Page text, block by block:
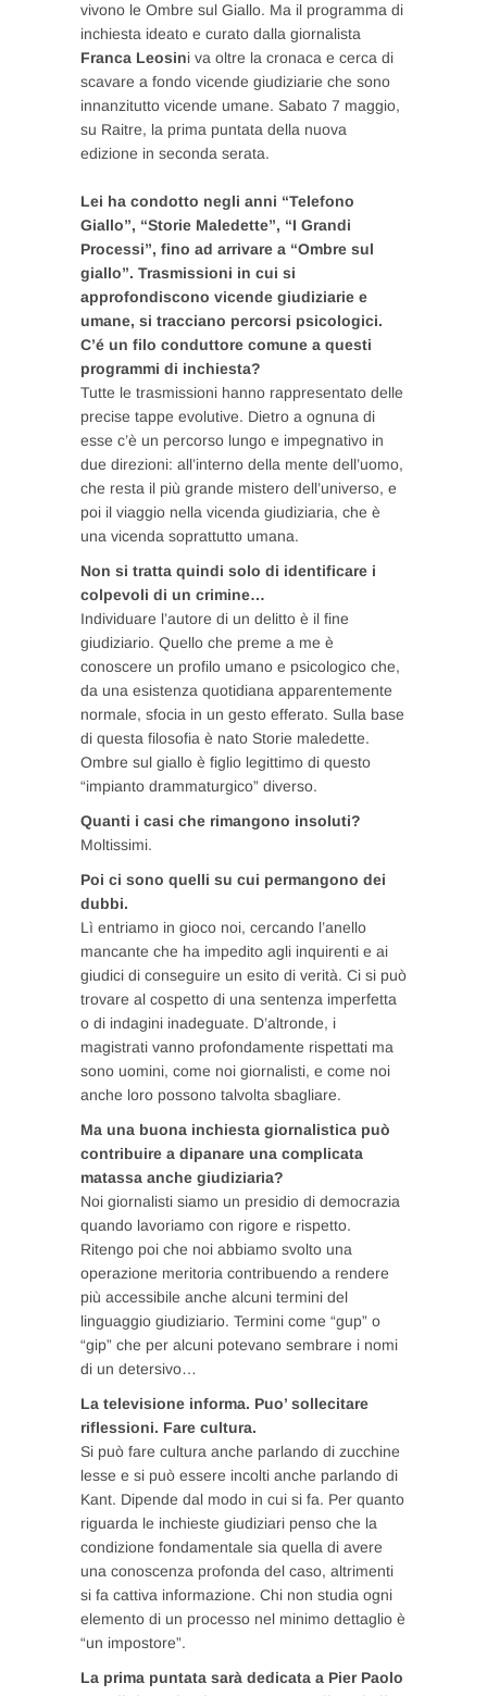
vivono le Ombre sul Giallo. Ma il programma di
inchiesta ideato e curato dalla giornalista
Franca Leosini va oltre la cronaca e cerca di
scavare a fondo vicende giudiziarie che sono
innanzitutto vicende umane. Sabato 7 maggio,
su Raitre, la prima puntata della nuova
edizione in seconda serata.
Lei ha condotto negli anni “Telefono
Giallo”, “Storie Maledette”, “I Grandi
Processi”, fino ad arrivare a “Ombre sul
giallo”. Trasmissioni in cui si
approfondiscono vicende giudiziarie e
umane, si tracciano percorsi psicologici.
C’é un filo conduttore comune a questi
programmi di inchiesta?
Tutte le trasmissioni hanno rappresentato delle
precise tappe evolutive. Dietro a ognuna di
esse c’è un percorso lungo e impegnativo in
due direzioni: all’interno della mente dell’uomo,
che resta il più grande mistero dell’universo, e
poi il viaggio nella vicenda giudiziaria, che è
una vicenda soprattutto umana.
Non si tratta quindi solo di identificare i
colpevoli di un crimine…
Individuare l’autore di un delitto è il fine
giudiziario. Quello che preme a me è
conoscere un profilo umano e psicologico che,
da una esistenza quotidiana apparentemente
normale, sfocia in un gesto efferato. Sulla base
di questa filosofia è nato Storie maledette.
Ombre sul giallo è figlio legittimo di questo
“impianto drammaturgico” diverso.
Quanti i casi che rimangono insoluti?
Moltissimi.
Poi ci sono quelli su cui permangono dei
dubbi.
Lì entriamo in gioco noi, cercando l’anello
mancante che ha impedito agli inquirenti e ai
giudici di conseguire un esito di verità. Ci si può
trovare al cospetto di una sentenza imperfetta
o di indagini inadeguate. D’altronde, i
magistrati vanno profondamente rispettati ma
sono uomini, come noi giornalisti, e come noi
anche loro possono talvolta sbagliare.
Ma una buona inchiesta giornalistica può
contribuire a dipanare una complicata
matassa anche giudiziaria?
Noi giornalisti siamo un presidio di democrazia
quando lavoriamo con rigore e rispetto.
Ritengo poi che noi abbiamo svolto una
operazione meritoria contribuendo a rendere
più accessibile anche alcuni termini del
linguaggio giudiziario. Termini come “gup” o
“gip” che per alcuni potevano sembrare i nomi
di un detersivo…
La televisione informa. Puo’ sollecitare
riflessioni. Fare cultura.
Si può fare cultura anche parlando di zucchine
lesse e si può essere incolti anche parlando di
Kant. Dipende dal modo in cui si fa. Per quanto
riguarda le inchieste giudiziari penso che la
condizione fondamentale sia quella di avere
una conoscenza profonda del caso, altrimenti
si fa cattiva informazione. Chi non studia ogni
elemento di un processo nel minimo dettaglio è
“un impostore”.
La prima puntata sarà dedicata a Pier Paolo